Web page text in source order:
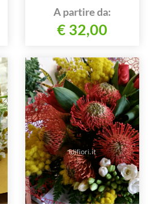
A partire da:
€ 32,00